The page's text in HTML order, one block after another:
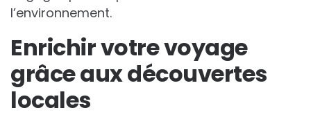
l’environnement.
Enrichir votre voyage
grâce aux découvertes
locales